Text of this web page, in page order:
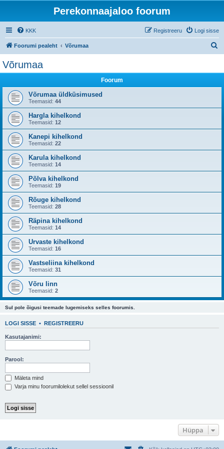
Perekonnaajaloo foorum
KKK Logi sisse
Registreeru
Foorumi pealeht Võrumaa
Võrumaa
Foorum
Võrumaa üldküsimused
Teemasid: 44
Hargla kihelkond
Teemasid: 12
Kanepi kihelkond
Teemasid: 22
Karula kihelkond
Teemasid: 14
Põlva kihelkond
Teemasid: 19
Rõuge kihelkond
Teemasid: 28
Räpina kihelkond
Teemasid: 14
Urvaste kihelkond
Teemasid: 16
Vastseliina kihelkond
Teemasid: 31
Võru linn
Teemasid: 2
Sul pole õigusi teemade lugemiseks selles foorumis.
LOGI SISSE • REGISTREERU
Kasutajanimi:
Parool:
Mäleta mind
Varja minu foorumilolekut sellel sessioonil
Hüppa